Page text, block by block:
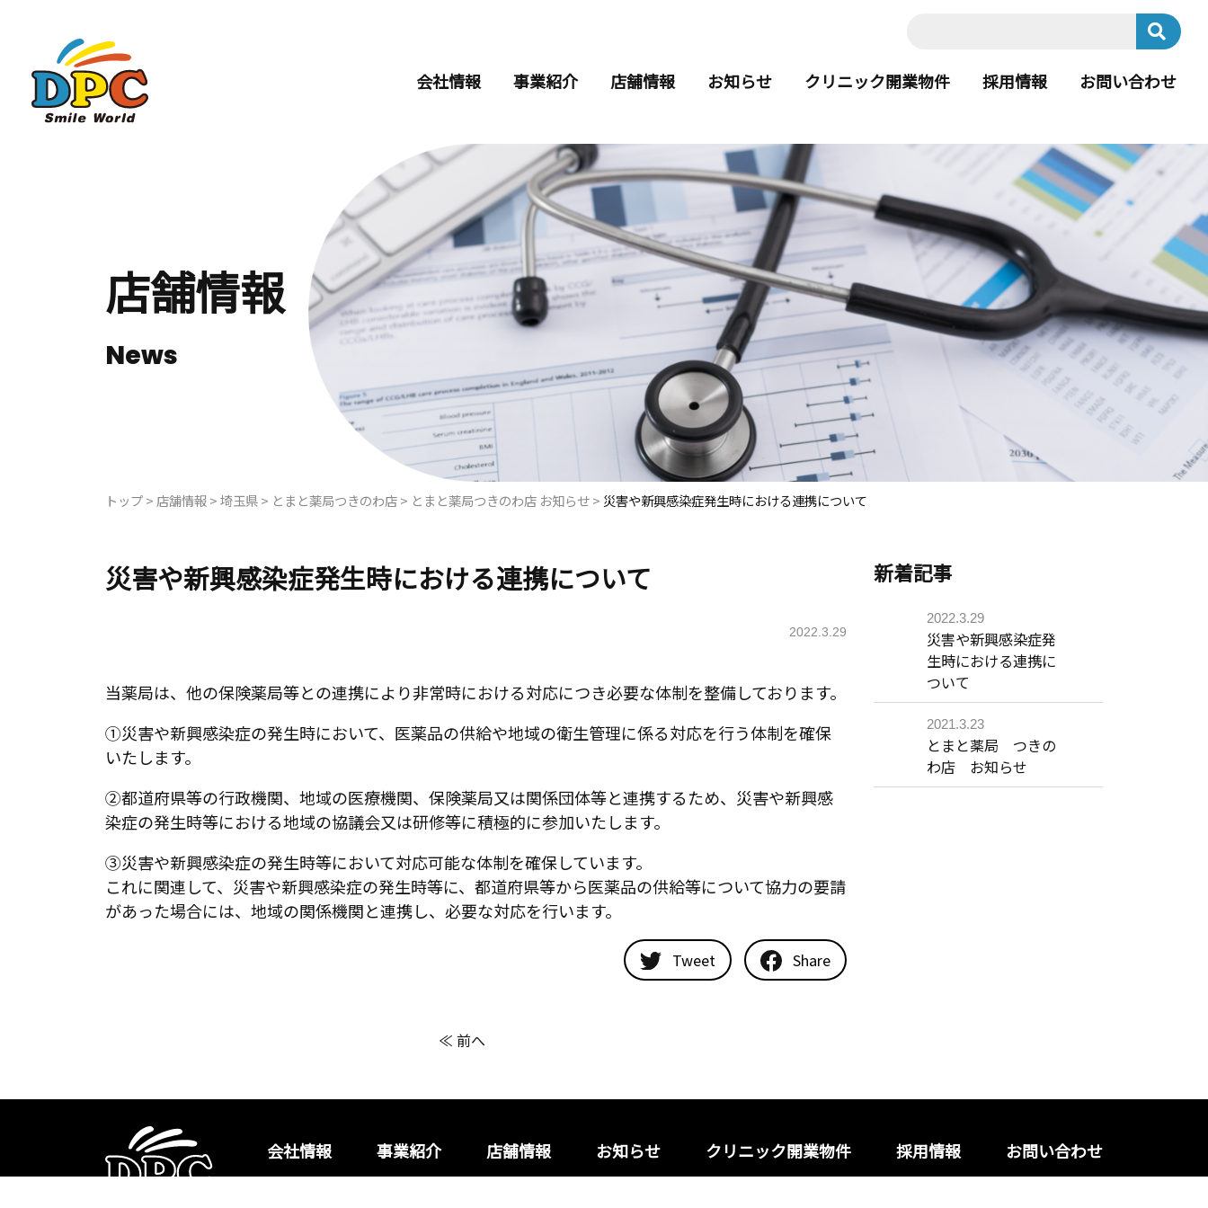
会社情報 事業紹介 店舗情報 お知らせ クリニック開業物件 採用情報 お問い合わせ
店舗情報
News
トップ> 店舗情報>埼玉県> とまと薬局つきのわ店> とまと薬局つきのわ店 お知らせ> 災害や新興感染症発生時における連携について
災害や新興感染症発生時における連携について
2022.3.29
当薬局は、他の保険薬局等との連携により非常時における対応につき必要な体制を整備しております。
①災害や新興感染症の発生時において、医薬品の供給や地域の衛生管理に係る対応を行う体制を確保
いたします。
②都道府県等の行政機関、地域の医療機関、保険薬局又は関係団体等と連携するため、災害や新興感
染症の発生時等における地域の協議会又は研修等に積極的に参加いたします。
③災害や新興感染症の発生時等において対応可能な体制を確保しています。
これに関連して、災害や新興感染症の発生時等に、都道府県等から医薬品の供給等について協力の要請
があった場合には、地域の関係機関と連携し、必要な対応を行います。
Tweet Share
≪ 前へ
新着記事
2022.3.29
災害や新興感染症発
生時における連携に
ついて
2021.3.23
とまと薬局 つきの
わ店 お知らせ
会社情報 事業紹介 店舗情報 お知らせ クリニック開業物件 採用情報 お問い合わせ